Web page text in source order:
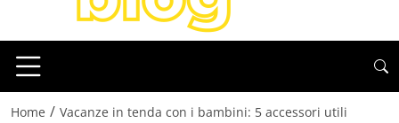
Home / Vacanze in tenda con i bambini: 5 accessori utili